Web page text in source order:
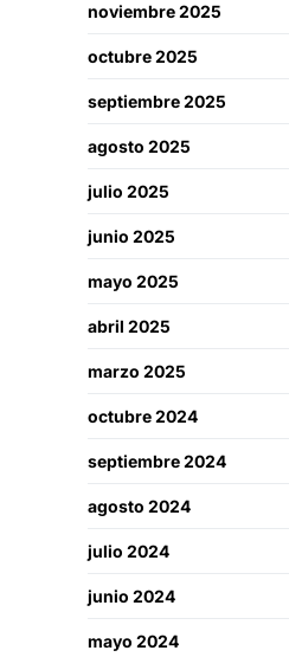
noviembre 2025
octubre 2025
septiembre 2025
agosto 2025
julio 2025
junio 2025
mayo 2025
abril 2025
marzo 2025
octubre 2024
septiembre 2024
agosto 2024
julio 2024
junio 2024
mayo 2024